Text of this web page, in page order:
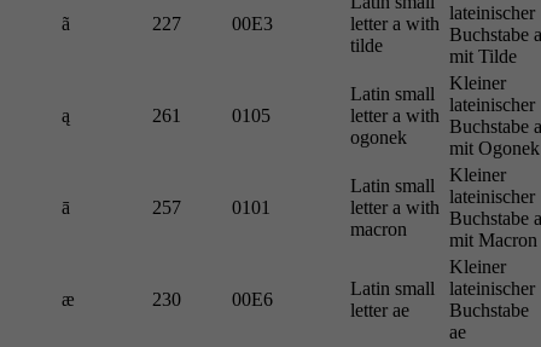
ã 227 00E3
letter a with
tilde
lateinischer
Buchstabe a
mit Tilde
ą 261 0105
Latin small
letter a with
ogonek
Kleiner
lateinischer
Buchstabe a
mit Ogonek
ā 257 0101
Latin small
letter a with
macron
Kleiner
lateinischer
Buchstabe a
mit Macron
æ 230 00E6
Latin small
letter ae
Kleiner
lateinischer
Buchstabe
ae